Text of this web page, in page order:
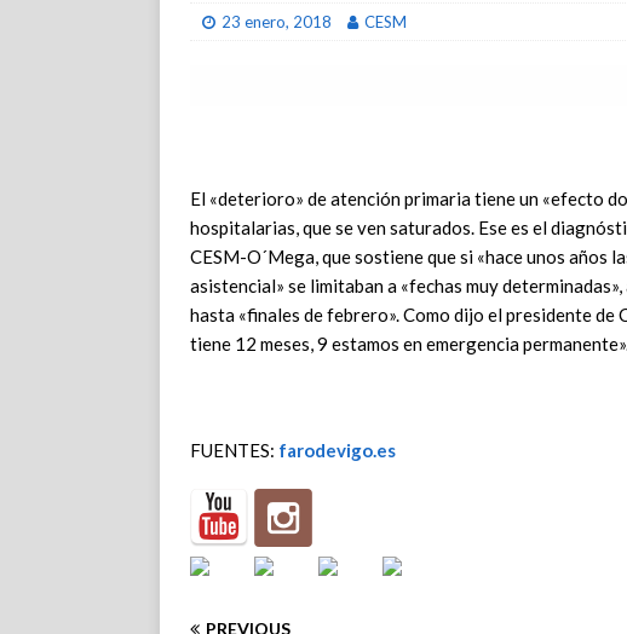
23 enero, 2018 CESM
El «deterioro» de atención primaria tiene un «efecto
hospitalarias, que se ven saturados. Ese es el
CESM-O´Mega, que sostiene que si «hace unos años
asistencial» se limitaban a «fechas muy
hasta «finales de febrero». Como dijo el presidente de
tiene 12 meses, 9 estamos en emergencia
FUENTES: farodevigo.es
PREVIOUS